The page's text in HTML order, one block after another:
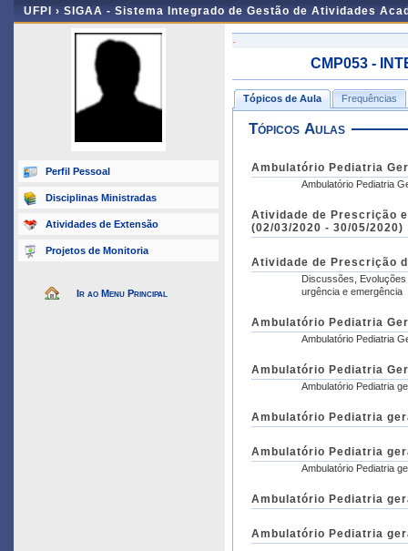
UFPI › SIGAA - Sistema Integrado de Gestão de Atividades
Perfil Pessoal
Disciplinas Ministradas
Atividades de Extensão
Projetos de Monitoria
Ir ao Menu Principal
-
CMP053 -
Tópicos de Aula Frequências
Tópicos Aulas
Ambulatório Pediatria
Ambulatório Pediatria
Atividade de Prescrição
(02/03/2020 - 30/05/2020)
Atividade de Prescrição
Discussões,
urgência e emergência
Ambulatório Pediatria
Ambulatório Pediatria
Ambulatório Pediatria
Ambulatório Pediatria
Ambulatório Pediatria
Ambulatório Pediatria
Ambulatório Pediatria
Ambulatório Pediatria
Ambulatório Pediatria